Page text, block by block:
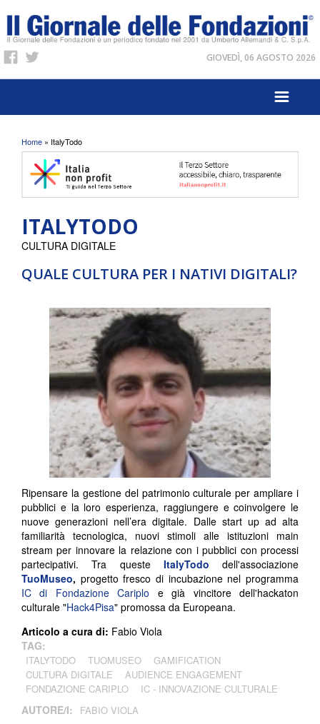
GIOVEDÌ, 06 AGOSTO 2026
Tu sei qui
Home » ItalyTodo
ITALYTODO
QUALE CULTURA PER I NATIVI DIGITALI?
CULTURA DIGITALE
Ripensare la gestione del patrimonio culturale per ampliare i
pubblici e la loro esperienza, raggiungere e coinvolgere le
nuove generazioni nell’era digitale. Dalle start up ad alta
familiarità tecnologica, nuovi stimoli alle istituzioni main
stream per innovare la relazione con i pubblici con processi
partecipativi. Tra queste ItalyTodo dell'associazione
TuoMuseo, progetto fresco di incubazione nel programma
IC di Fondazione Cariplo e già vincitore dell'hackaton
culturale "Hack4Pisa" promossa da Europeana.
Articolo a cura di: Fabio Viola
TAG:
ITALYTODO TUOMUSEO
GAMIFICATION
CULTURA DIGITALE
AUDIENCE ENGAGEMENT
FONDAZIONE CARIPLO
IC - INNOVAZIONE CULTURALE
AUTORE/I: FABIO VIOLA